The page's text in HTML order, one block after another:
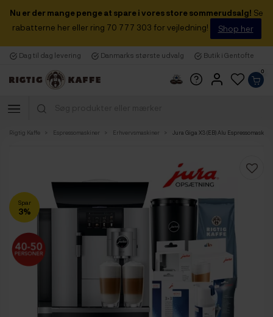
Nu er der mange penge at spare i vores store sommerudsalg! Se
rabatterne her eller ring 70 777 303 for vejledning!
Shop her
Dag til dag levering Danmarks største udvalg Butik i Gentofte
0
Rigtig Kaffe Espressomaskiner Erhvervsmaskiner Jura Giga X3 (EB) Alu
Spar
3%